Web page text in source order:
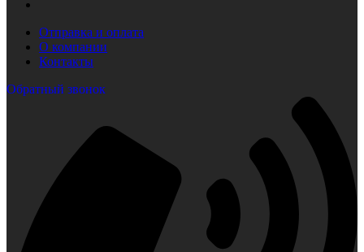
Отправка и оплата
О компании
Контакты
Обратный звонок